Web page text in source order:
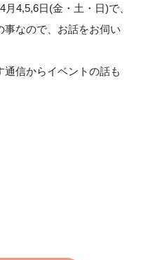
日(金・土・日)で、
ので、お話をお伺い
からイベントの話も